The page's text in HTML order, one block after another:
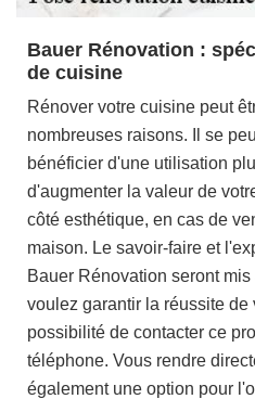
Bauer Rénovation :
de cuisine
Rénover votre cuisine peut
nombreuses raisons. Il se
bénéficier d'une utilisation
d'augmenter la valeur de
côté esthétique, en cas de
maison. Le savoir-faire et
Bauer Rénovation seront
voulez garantir la réussite de
possibilité de contacter ce
téléphone. Vous rendre
également une option pour